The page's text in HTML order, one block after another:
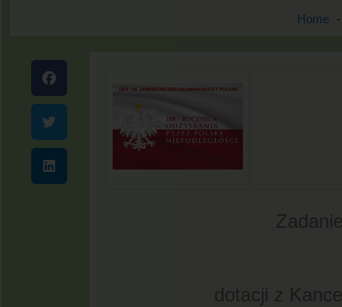
Home
dotacji z